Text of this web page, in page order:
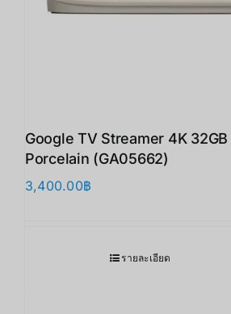
Google TV Streamer 4K 32GB
Porcelain (GA05662)
3,400.00฿
รายละเอียด